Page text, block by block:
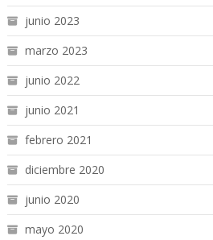
junio 2023
marzo 2023
junio 2022
junio 2021
febrero 2021
diciembre 2020
junio 2020
mayo 2020